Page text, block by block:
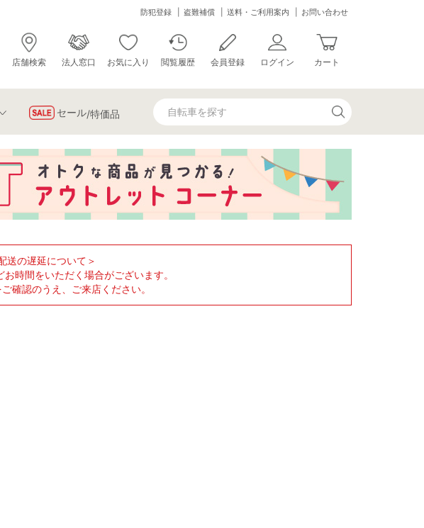
防犯登録 盗難補償 送料・ご利用案内 お問い合わせ
店舗検索 法人窓口 お気に入り 閲覧履歴 会員登録 ログイン カート
セール/特価品
送の遅延について＞
時間をいただく場合がございます。
確認のうえ、ご来店ください。